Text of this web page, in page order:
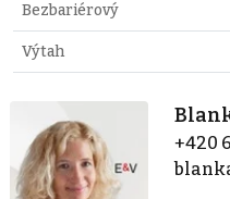
Bezbariérový
Výtah
+420